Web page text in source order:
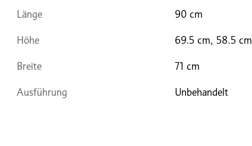
Länge 90 cm
Höhe 69.5 cm, 58.5 cm
Breite 71 cm
Ausführung Unbehandelt